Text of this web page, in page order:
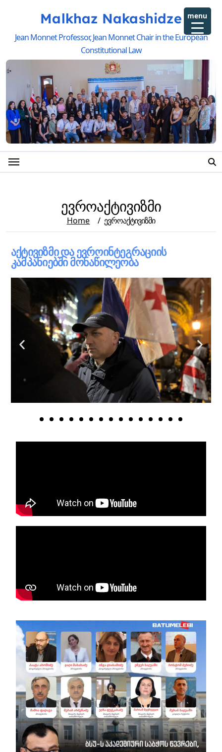
menu
Malkhaz Nakashidze
Jean Monnet Professor, Jean Monnet Chair in the European
Constitutional Law
ევროაქტივიზმი
Home ევროაქტივიზმი
აქტივიზმი და ევროინტეგრაციის
კამპანიებში მონაწილეობა